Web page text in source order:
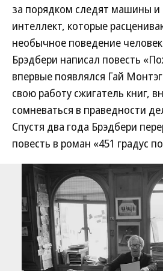
за порядком следят машины и
интеллект, которые
необычное поведение
Брэдбери написал повесть
впервые появлялся Гай
свою работу сжигатель книг,
сомневаться в праведности
Спустя два года Брэдбери
повесть в роман «451 градус